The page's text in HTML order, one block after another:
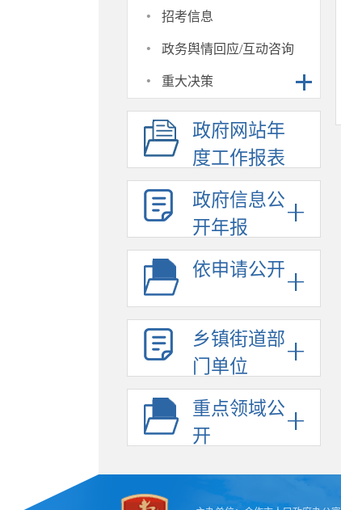
· 招考信息
· 政务舆情回应/互动咨询
· 重大决策
政府网站年
度工作报表
政府信息公
开年报
依申请公开
乡镇街道部
门单位
重点领域公
开